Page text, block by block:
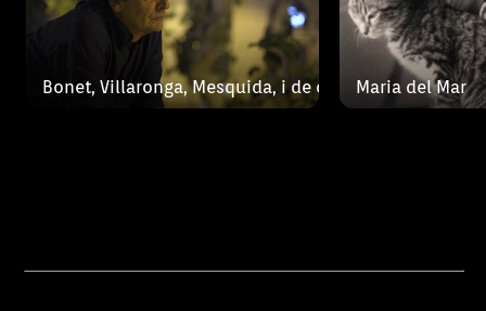
Bonet, Villaronga, Mesquida, i de cop el plaer
Maria del Mar